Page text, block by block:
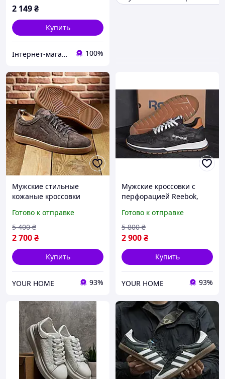
2 149₴
Купить
Інтернет-магазин взуття "Мінімалочка" 100%
Мужские стильные
кожаные кроссовки
коричневые кроссовки,
мужские кроссовки на
низкой подошве
Готово к отправке
2 700₴
5 400 ₴
Купить
YOUR HOME 93%
Мужские кроссовки с
перфорацией Reebok,
для мужчин, мужские
кроссовки на низкой
подошве
Готово к отправке
2 900₴
5 800 ₴
Купить
YOUR HOME 93%